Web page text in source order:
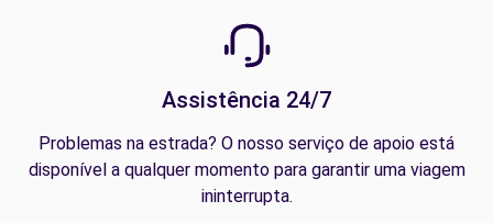
Assistência 24/7
Problemas na estrada? O nosso serviço de apoio está
disponível a qualquer momento para garantir uma viagem
ininterrupta.